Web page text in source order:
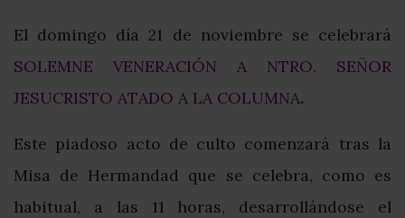
El domingo día 21 de noviembre se celebrará
SOLEMNE VENERACIÓN A NTRO. SEÑOR
JESUCRISTO ATADO A LA COLUMNA.
Este piadoso acto de culto comenzará tras la
Misa de Hermandad que se celebra, como es
habitual, a las 11 horas, desarrollándose el